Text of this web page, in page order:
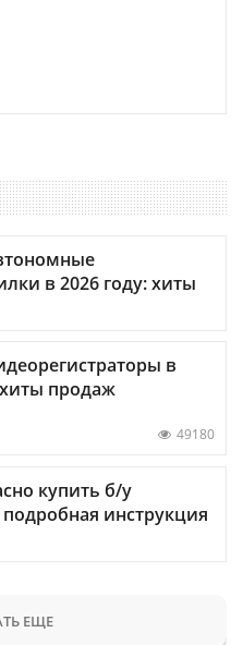
в 2026 году: хиты
в
хиты продаж
49180
купить б/у
инструкция
ЕЩЕ